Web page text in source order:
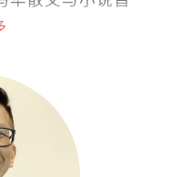
评审奖，着有
《写给未来情
南方少年与健
，以及⋯⋯》，
（共七期），并
热带雨》同名